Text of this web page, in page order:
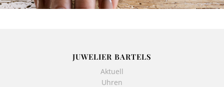
JUWELIER BARTELS
Aktuell
Uhren